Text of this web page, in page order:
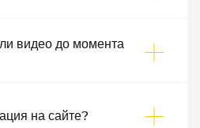
видео до момента
на сайте?